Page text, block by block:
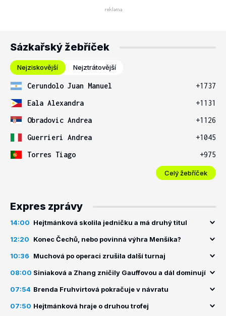
Sázkařský žebříček
Nejziskovější Nejztrátovější
Cerundolo Juan Manuel
+1737
Eala Alexandra
+1131
Obradovic Andrea
+1126
Guerrieri Andrea
+1045
Torres Tiago
+975
Celý žebříček
Expres zprávy
14:00 Hejtmánková skolila jedničku a má druhý titul
12:20 Konec Čechů, nebo povinná výhra Menšíka?
10:36 Muchová po operaci zrušila další turnaj
08:00 Siniaková a Zhang zničily Gauffovou a dál dominují
07:54 Brenda Fruhvirtová pokračuje v návratu
07:50 Hejtmánková hraje o druhou trofej